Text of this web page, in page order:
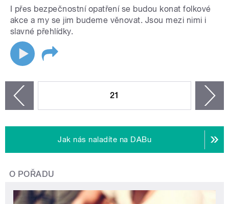
I přes bezpečnostní opatření se budou konat folkové
akce a my se jim budeme věnovat. Jsou mezi nimi i
slavné přehlídky.
21
Jak nás naladíte na DABu
O POŘADU